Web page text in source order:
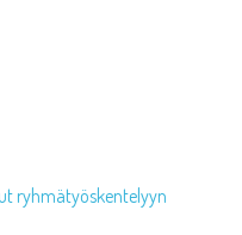
ryhmätyöskentelyyn